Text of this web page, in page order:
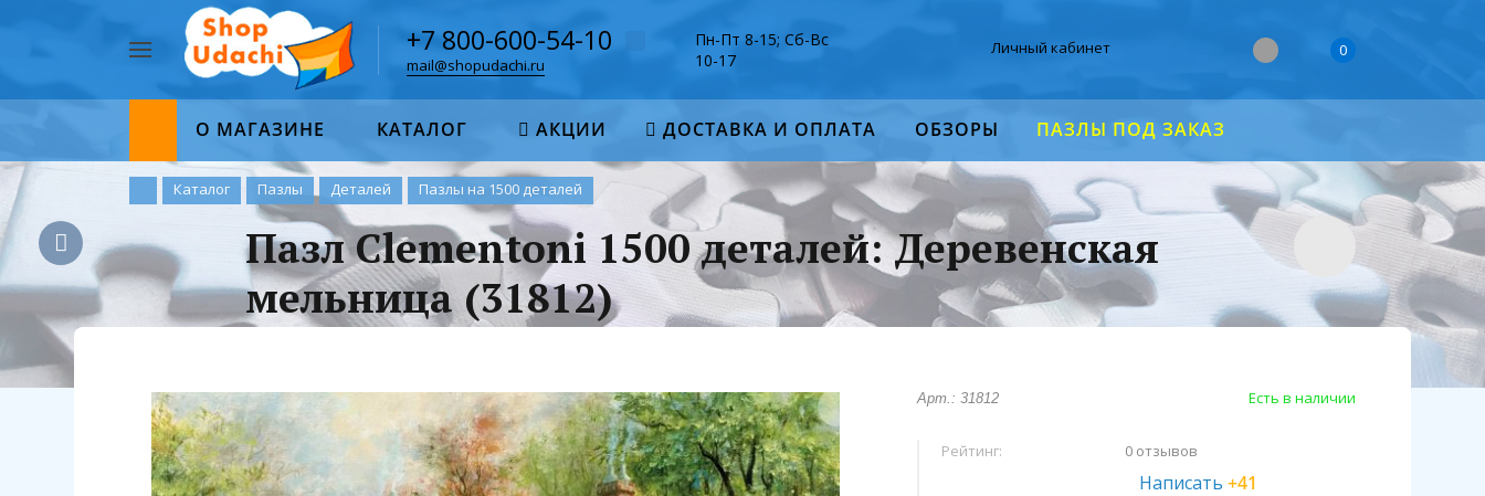
Найти
+7 800-600-54-10
mail@shopudachi.ru
Пн-Пт 8-15; Сб-Вс
10-17
Личный кабинет 0
О МАГАЗИНЕ КАТАЛОГ АКЦИИ ДОСТАВКА И ОПЛАТА ОБЗОРЫ ПАЗЛЫ ПОД ЗАКАЗ
Каталог Пазлы Деталей Пазлы на 1500 деталей
Пазл Clementoni 1500 деталей: Деревенская
мельница (31812)
Арт.: 31812 Есть в наличии
Рейтинг: 0 отзывов
Написать+41